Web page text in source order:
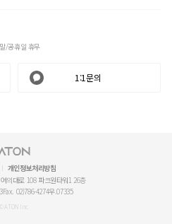
/공휴일 휴무
1:1문의
개인정보처리방침
의대로 108 파크원타워1 26층
Fax. 02)786-4274우.07335
© ATON Inc.